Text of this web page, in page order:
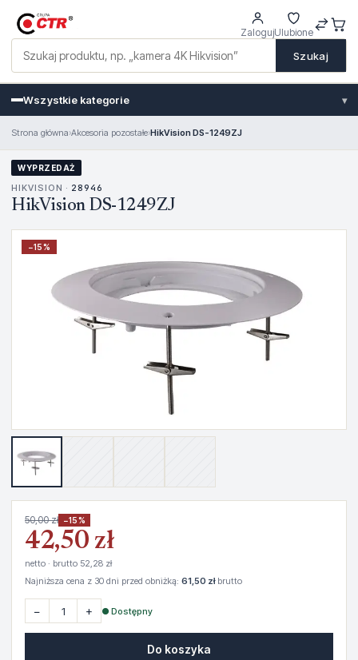
Szukaj
ZalogujUlubione
Wszystkie kategorie ▾
Strona główna›Akcesoria pozostałe›HikVision DS-1249ZJ
WYPRZEDAŻ
HIKVISION · 28946
HikVision DS-1249ZJ
−15%
50,00 zł −15%
42,50 zł
netto · brutto 52,28 zł
Najniższa cena z 30 dni przed obniżką: 61,50 złbrutto
− + ● Dostępny
Do koszyka